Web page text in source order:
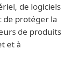
de logiciels
de protéger la
de produits
et à